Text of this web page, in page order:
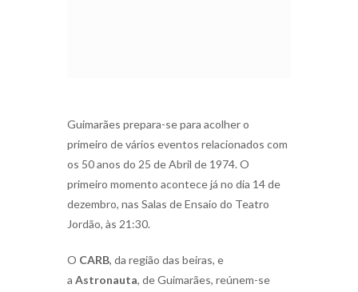
Guimarães prepara-se para acolher o
primeiro de vários eventos relacionados com
os 50 anos do 25 de Abril de 1974. O
primeiro momento acontece já no dia 14 de
dezembro, nas Salas de Ensaio do Teatro
Jordão, às 21:30.
O CARB, da região das beiras, e
a Astronauta, de Guimarães, reúnem-se